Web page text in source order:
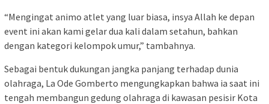
“Mengingat animo atlet yang luar biasa, insya Allah ke depan
event ini akan kami gelar dua kali dalam setahun, bahkan
dengan kategori kelompok umur,” tambahnya.
Sebagai bentuk dukungan jangka panjang terhadap dunia
olahraga, La Ode Gomberto mengungkapkan bahwa ia saat ini
tengah membangun gedung olahraga di kawasan pesisir Kota